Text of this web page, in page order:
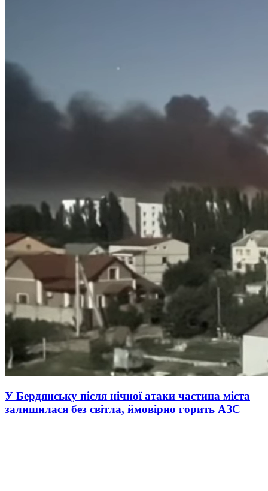
У Бердянську після нічної атаки частина міста
залишилася без світла, ймовірно горить АЗС